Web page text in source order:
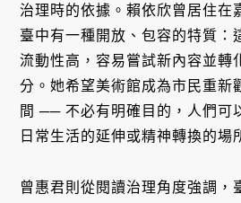
治理時的依據。賴依欣曾居住在
臺中有一種開放、包容的特質：
流動性高，容易嘗試新內容並轉
分。她希望美術館成為市民重新
間 ── 不必有明確目的，人們可
日常生活的延伸或精神轉換的場
曾惠君則從閱讀治理角度強調，